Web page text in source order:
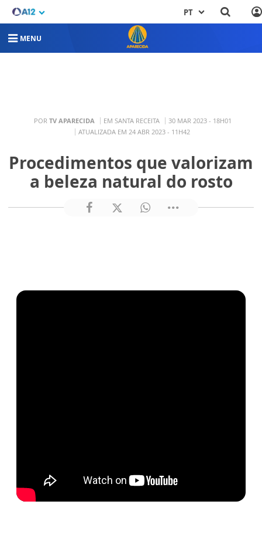
PT
MENU
POR TV APARECIDA EM SANTA RECEITA
30 MAR 2023 - 18H01
ATUALIZADA EM 24 ABR 2023 - 11H42
Procedimentos que valorizam
a beleza natural do rosto